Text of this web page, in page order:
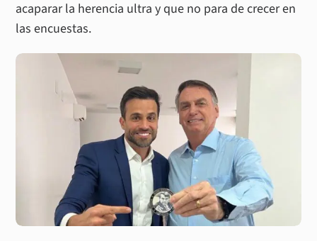
acaparar la herencia ultra y que no para de crecer en
las encuestas.